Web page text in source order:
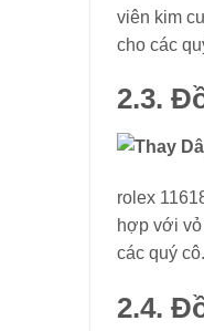
viên kim
cho các
2.3.
rolex
hợp với vỏ
các quý cô.
2.4.